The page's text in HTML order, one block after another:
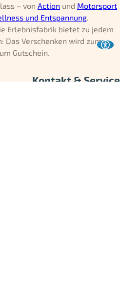
– von Action und Motorsport
und Entspannung.
Erlebnisfabrik bietet zu jedem
Das Verschenken wird zum
Gutschein.
Kontakt & Service